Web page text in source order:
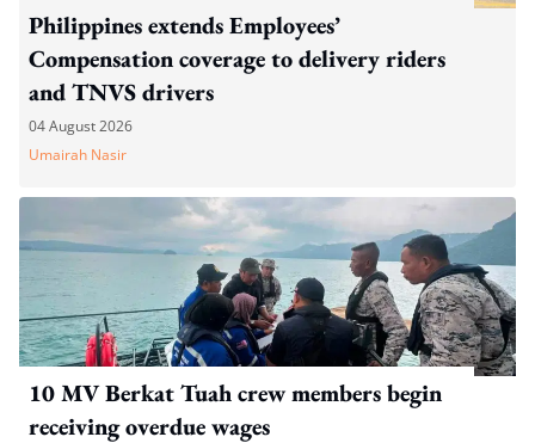
Philippines extends Employees’
Compensation coverage to delivery riders
and TNVS drivers
04 August 2026
Umairah Nasir
10 MV Berkat Tuah crew members begin
receiving overdue wages